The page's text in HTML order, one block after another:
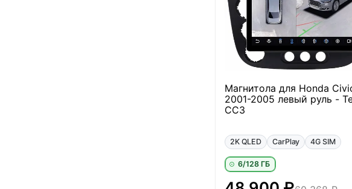
Магнитола для Honda
2001-2005 левый руль -
CC3
2K QLED CarPlay 4G SIM
6/128 ГБ